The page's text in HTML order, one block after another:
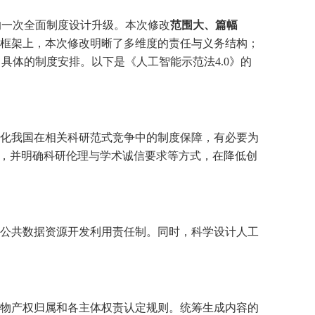
次全面制度设计升级。本次修改范围大、篇幅
架上，本次修改明晰了多维度的责任与义务结构；
体的制度安排。以下是《人工智能示范法4.0》的
我国在相关科研范式竞争中的制度保障，有必要为
并明确科研伦理与学术诚信要求等方式，在降低创
共数据资源开发利用责任制。同时，科学设计人工
产权归属和各主体权责认定规则。统筹生成内容的